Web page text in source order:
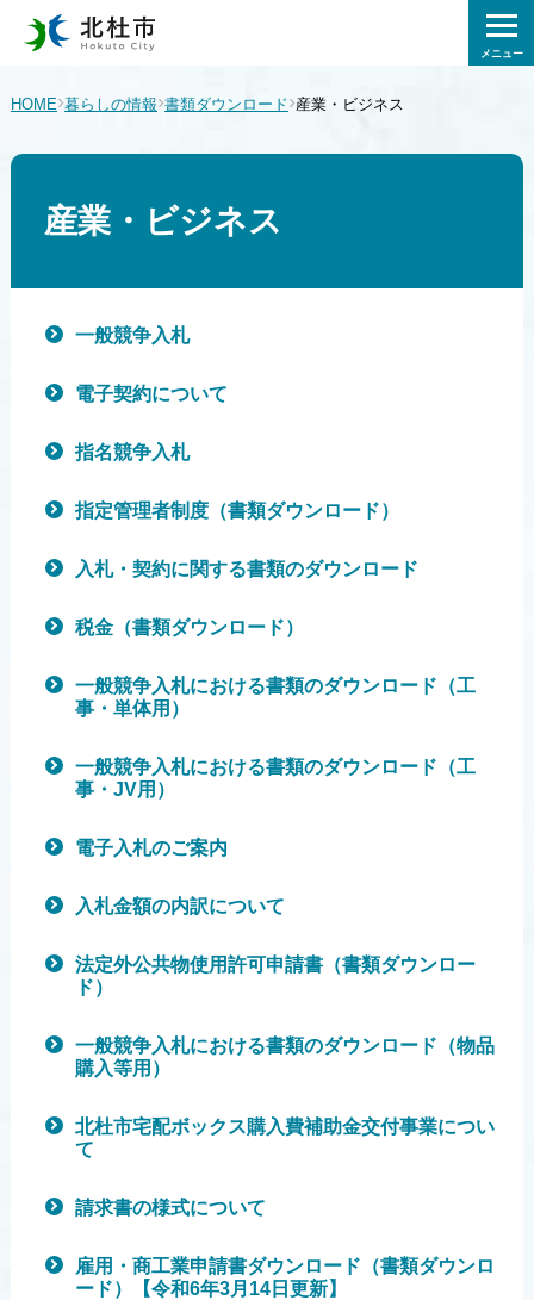
メニュー
HOME›暮らしの情報›書類ダウンロード›産業・ビジネス
産業・ビジネス
一般競争入札
電子契約について
指名競争入札
指定管理者制度（書類ダウンロード）
入札・契約に関する書類のダウンロード
税金（書類ダウンロード）
一般競争入札における書類のダウンロード（工
事・単体用）
一般競争入札における書類のダウンロード（工
事・JV用）
電子入札のご案内
入札金額の内訳について
法定外公共物使用許可申請書（書類ダウンロー
ド）
一般競争入札における書類のダウンロード（物品
購入等用）
北杜市宅配ボックス購入費補助金交付事業につい
て
請求書の様式について
雇用・商工業申請書ダウンロード（書類ダウンロ
ード）【令和6年3月14日更新】